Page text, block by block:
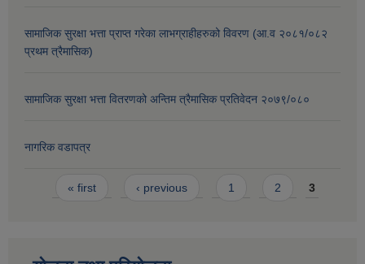
सामाजिक सुरक्षा भत्ता प्राप्त गरेका लाभग्राहीहरुको विवरण (आ.व २०८१/०८२
प्रथम त्रैमासिक)
सामाजिक सुरक्षा भत्ता वितरणको अन्तिम त्रैमासिक प्रतिवेदन २०७९/०८०
नागरिक वडापत्र
Pages
« first ‹ previous 1 2 3